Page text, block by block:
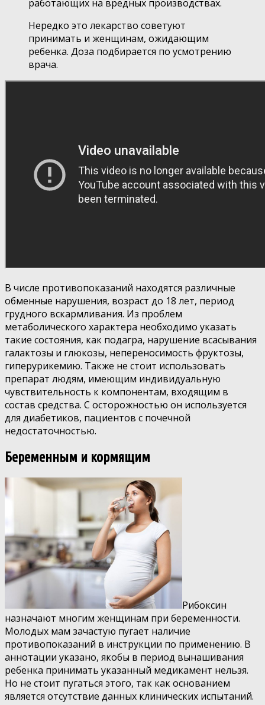
работающих на вредных производствах.
Нередко это лекарство советуют
принимать и женщинам, ожидающим
ребенка. Доза подбирается по усмотрению
врача.
В числе противопоказаний находятся различные
обменные нарушения, возраст до 18 лет, период
грудного вскармливания. Из проблем
метаболического характера необходимо указать
такие состояния, как подагра, нарушение всасывания
галактозы и глюкозы, непереносимость фруктозы,
гиперурикемию. Также не стоит использовать
препарат людям, имеющим индивидуальную
чувствительность к компонентам, входящим в
состав средства. С осторожностью он используется
для диабетиков, пациентов с почечной
недостаточностью.
Беременным и кормящим
Рибоксин
назначают многим женщинам при беременности.
Молодых мам зачастую пугает наличие
противопоказаний в инструкции по применению. В
аннотации указано, якобы в период вынашивания
ребенка принимать указанный медикамент нельзя.
Но не стоит пугаться этого, так как основанием
является отсутствие данных клинических испытаний.